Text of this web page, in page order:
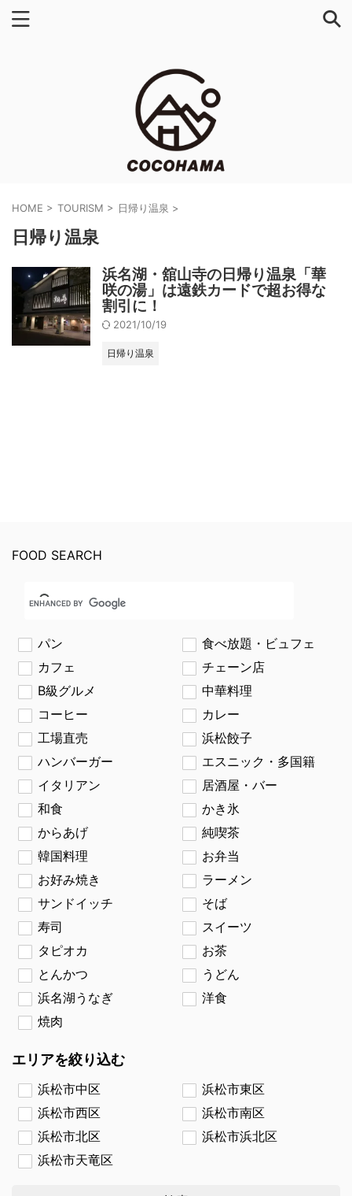
HOME > TOURISM > 日帰り温泉 >
日帰り温泉
浜名湖・舘山寺の日帰り温泉「華
咲の湯」は遠鉄カードで超お得な
割引に！
2021/10/19
日帰り温泉
FOOD SEARCH
パン
食べ放題・ビュフェ
カフェ
チェーン店
B級グルメ
中華料理
コーヒー
カレー
工場直売
浜松餃子
ハンバーガー
エスニック・多国籍
イタリアン
居酒屋・バー
和食
かき氷
からあげ
純喫茶
韓国料理
お弁当
お好み焼き
ラーメン
サンドイッチ
そば
寿司
スイーツ
タピオカ
お茶
とんかつ
うどん
浜名湖うなぎ
洋食
焼肉
エリアを絞り込む
浜松市中区
浜松市東区
浜松市西区
浜松市南区
浜松市北区
浜松市浜北区
浜松市天竜区